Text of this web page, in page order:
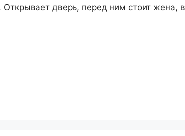
дверь, перед ним стоит жена, в